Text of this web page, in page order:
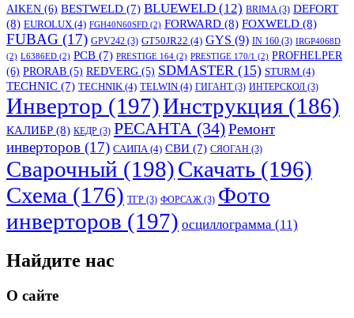
AIKEN (6) BESTWELD (7) BLUEWELD (12) BRIMA(3) DEFORT
(8) EUROLUX (4) FGH40N60SFD (2) FORWARD (8) FOXWELD (8)
FUBAG (17) GPV242 (3) GT50JR22 (4) GYS (9) IN 160 (3) IRGP4068D
(2) L6386ED (2) PCB (7) PRESTIGE 164 (2) PRESTIGE 170/1 (2) PROFHELPER
(6) PRORAB (5) REDVERG (5) SDMASTER (15) STURM (4)
TECHNIC (7) TECHNIK (4) TELWIN (4) ГИГАНТ(3) ИНТЕРСКОЛ (3)
Инвертор (197)Инструкция (186)
КАЛИБР (8) КЕДР (3) РЕСАНТА (34)Ремонт
инверторов (17) САИПА(4) СВИ (7) СЯОГАН (3)
Сварочный (198)Скачать (196)
Схема (176) ТГР (3) ФОРСАЖ (3) Фото
инверторов (197) осциллограмма (11)
Найдите нас
О сайте